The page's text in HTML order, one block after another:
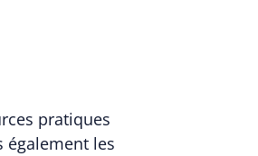
pratiques
également les